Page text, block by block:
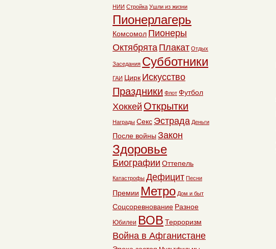
НИИ Стройка Ушли из жизни
Пионерлагерь
Комсомол Пионеры
Октябрята Плакат Отдых
Заседания Субботники
ГАИ Цирк Искусство
Праздники Флот Футбол
Хоккей Открытки
Награды Секс Эстрада Деньги
После войны Закон
Здоровье
Биографии Оттепель
Катастрофы Дефицит Песни
Премии Метро Дом и быт
Соцсоревнование Разное
Юбилеи ВОВ Терроризм
Война в Афганистане